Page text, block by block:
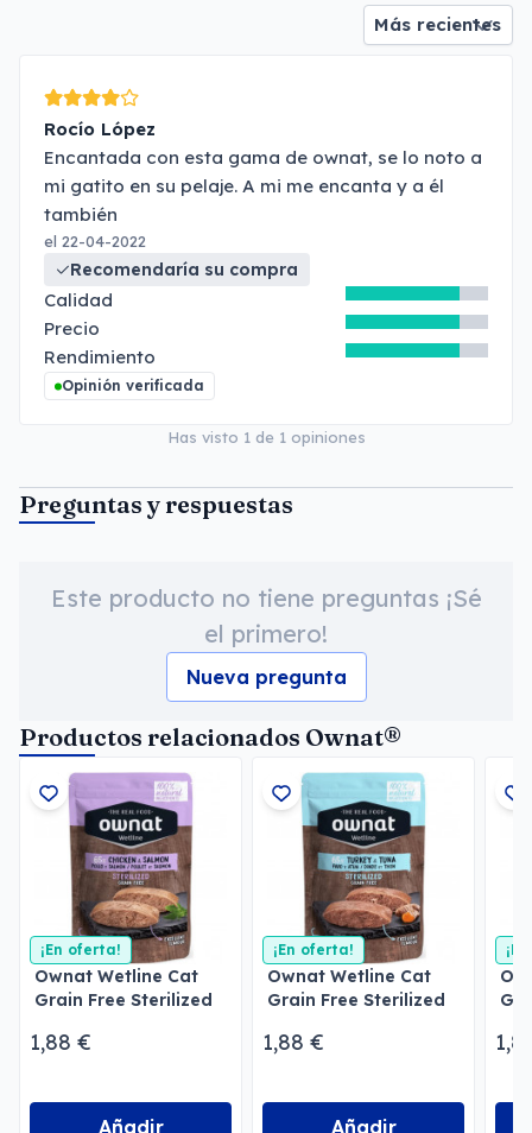
Rocío López
Encantada con esta gama de ownat, se lo noto a
mi gatito en su pelaje. A mi me encanta y a él
también
el 22-04-2022
Recomendaría su compra
Calidad
Precio
Rendimiento
Opinión verificada
Has visto 1 de 1 opiniones
Preguntas y respuestas
Este producto no tiene preguntas ¡Sé
el primero!
Nueva pregunta
Productos relacionados Ownat®
¡En oferta!
Ownat Wetline Cat
Grain Free Sterilized
1,88 €
Añadir
¡En oferta!
Ownat Wetline Cat
Grain Free Sterilized
1,88 €
Añadir